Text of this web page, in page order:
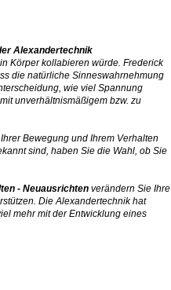
Alexandertechnik
Körper kollabieren würde. Frederick
die natürliche Sinneswahrnehmung
wie viel Spannung
unverhältnismäßigem bzw. zu
Bewegung und Ihrem Verhalten
sind, haben Sie die Wahl, ob Sie
- Neuausrichten verändern Sie Ihre
Die Alexandertechnik hat
mehr mit der Entwicklung eines